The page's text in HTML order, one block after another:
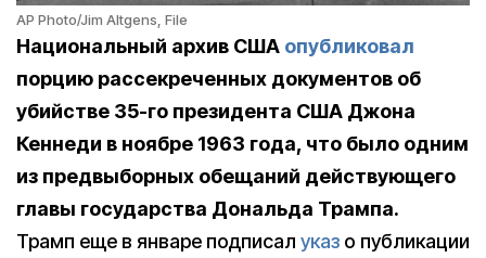
AP Photo/Jim Altgens, File
Национальный архив США опубликовал
порцию рассекреченных документов об
убийстве 35-го президента США Джона
Кеннеди в ноябре 1963 года, что было одним
из предвыборных обещаний действующего
главы государства Дональда Трампа.
Трамп еще в январе подписал указ о публикации